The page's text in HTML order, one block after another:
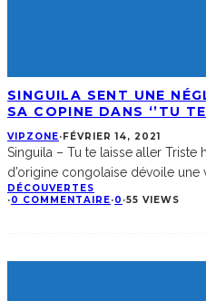
SINGUILA SENT UNE
SA COPINE DANS ‘’TU
VIPZONE·FÉVRIER 14, 2021
Singuila – Tu te laisse aller Triste
d’origine congolaise dévoile une
DÉCOUVERTES
·0 COMMENTAIRE·0 ·55 VIEWS